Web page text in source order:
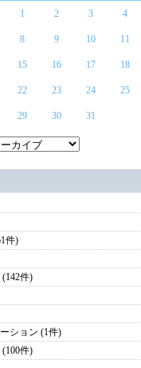
1 2 3 4
8 9 10 11
15 16 17 18
22 23 24 25
29 30 31
件)
件)
ション (1件)
件)